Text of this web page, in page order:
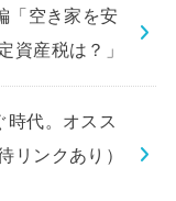
「空き家を安
資産税は？」
代。オスス
リンクあり）